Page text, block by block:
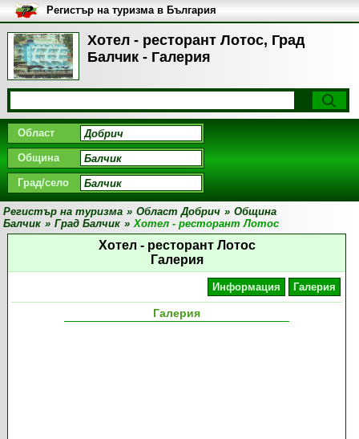
Хотел - ресторант Лотос, Град
Балчик - Галерия
Регистър на туризма в България
Област
Община
Град/село
Регистър на туризма » Област Добрич » Община
Балчик » Град Балчик » Хотел - ресторант Лотос
Хотел - ресторант Лотос
Галерия
Информация Галерия
Галерия